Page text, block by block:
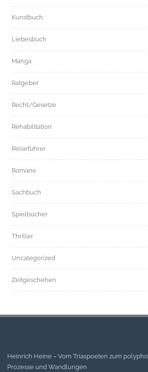
Kunstbuch
Liebesbuch
Manga
Ratgeber
Recht/Gesetze
Rehabilitation
Reiseführer
Romane
Sachbuch
Spielbücher
Thriller
Uncategorized
Zeitgeschehen
Heinrich Heine – Vom Triaspoeten zum
Prozesse und Wandlungen